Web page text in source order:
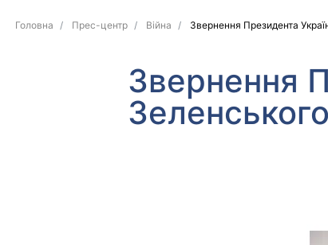
Головна Прес-центр Війна Звернення Президента
Звернення